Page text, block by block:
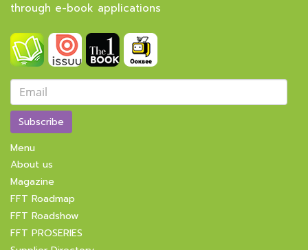
through e-book applications
Subscribe
Menu
About us
Magazine
FFT Roadmap
FFT Roadshow
FFT PROSERIES